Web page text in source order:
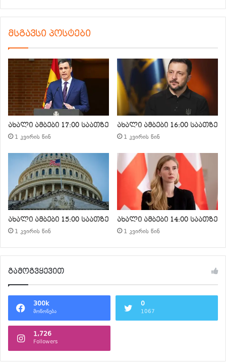
მსგავსი პოსტები
ახალი ამბები 17:00 საათზე
1 კვირის წინ
ახალი ამბები 16:00 საათზე
1 კვირის წინ
ახალი ამბები 15:00 საათზე
1 კვირის წინ
ახალი ამბები 14:00 საათზე
1 კვირის წინ
გამოგვყევით
300k
მოწონება
0
1067
1,726
Followers